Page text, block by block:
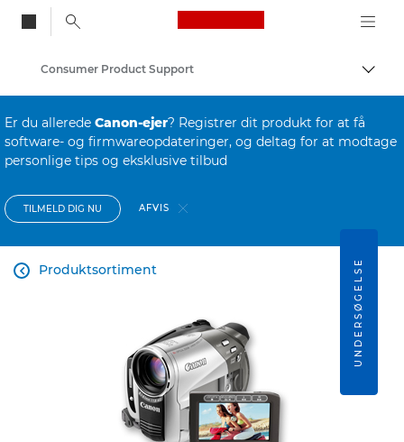
Canon Logo, back
Skift
Consumer Product Support
Er du allerede Canon-ejer? Registrer dit produkt for at få
software- og firmwareopdateringer, og deltag for at modtage
personlige tips og eksklusive tilbud
TILMELD DIG NU AFVIS
Produktsortiment
 UNDERSØGELSE